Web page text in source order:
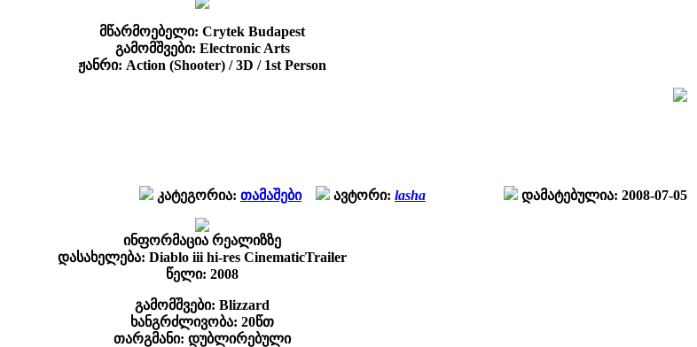
მწარმოებელი: Crytek Budapest
გამომშვები: Electronic Arts
ჟანრი: Action (Shooter) / 3D / 1st Person
კატეგორია: თამაშები ავტორი: lasha დამატებულია: 2008-07-05
ინფორმაცია რეალიზზე
დასახელება: Diablo iii hi-res CinematicTrailer
წელი: 2008
გამომშვები: Blizzard
ხანგრძლივობა: 20წთ
თარგმანი: დუბლირებული